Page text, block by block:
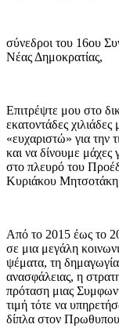
σύνεδροι του 16ου
Νέας Δημοκρατίας,
Επιτρέψτε μου στο
εκατοντάδες
«ευχαριστώ» για την
και να δίνουμε μάχες
στο πλευρό του
Κυριάκου
Από το 2015 έως το
σε μια μεγάλη
ψέματα, τη
ανασφάλειας, η
πρόταση μιας
τιμή τότε να
δίπλα στον